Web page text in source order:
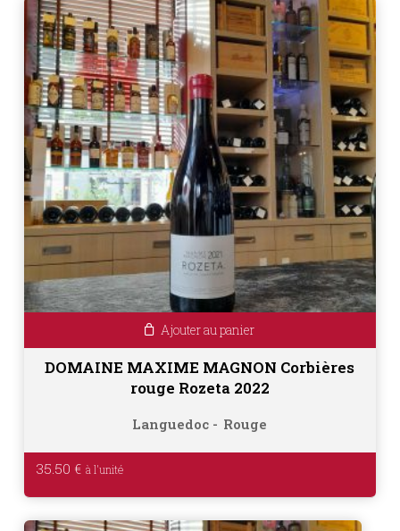
Ajouter au panier
DOMAINE MAXIME MAGNON Corbières
rouge Rozeta 2022
Languedoc Rouge
35.50 €